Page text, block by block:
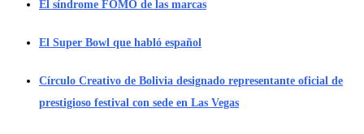
El síndrome FOMO de las marcas
El Super Bowl que habló español
Círculo Creativo de Bolivia designado representante oficial de
prestigioso festival con sede en Las Vegas